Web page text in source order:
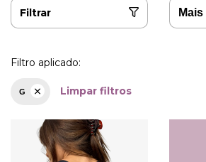
Filtrar
Filtro aplicado:
G Limpar filtros